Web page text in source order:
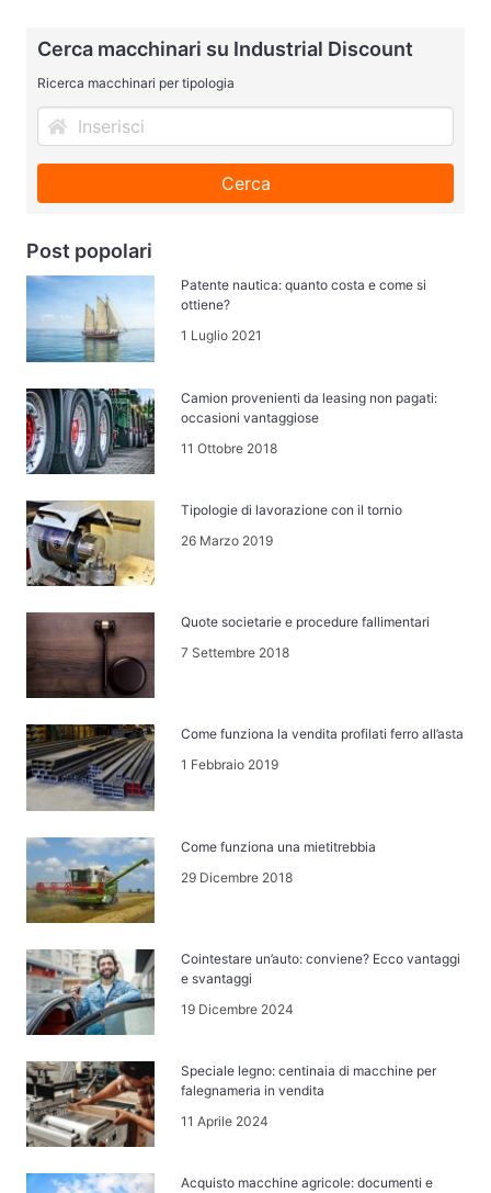
Cerca macchinari su Industrial Discount
Ricerca macchinari per tipologia
Cerca
Post popolari
Patente nautica: quanto costa e come si
ottiene?
1 Luglio 2021
Camion provenienti da leasing non pagati:
occasioni vantaggiose
11 Ottobre 2018
Tipologie di lavorazione con il tornio
26 Marzo 2019
Quote societarie e procedure fallimentari
7 Settembre 2018
Come funziona la vendita profilati ferro all’asta
1 Febbraio 2019
Come funziona una mietitrebbia
29 Dicembre 2018
Cointestare un’auto: conviene? Ecco vantaggi
e svantaggi
19 Dicembre 2024
Speciale legno: centinaia di macchine per
falegnameria in vendita
11 Aprile 2024
Acquisto macchine agricole: documenti e